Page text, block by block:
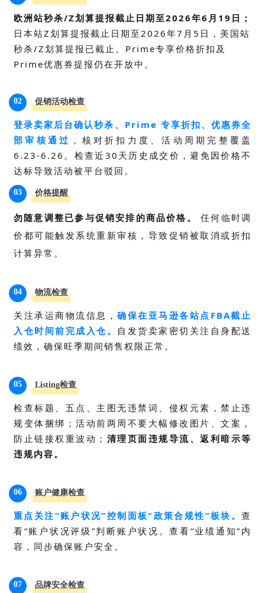
欧洲站秒杀/Z划算提报截止日期至2026年6月19日；
日本站Z划算提报截止日期至2026年7 月5日 ，美国站
秒杀/Z划算提报已截止。Prime专享价格折扣及
Prime优惠券提报仍在开放中。
02 促销活动检查
登录卖家后台确认秒杀、Prime 专享折扣、优惠券全
部审核通过 ，核对折扣力度、活动周期完整覆盖
6.23-6.26。检查近30天历史成交价，避免因价格不
达标导致活动被平台驳回。
03 价格提醒
勿随意调整已参与促销安排的商品价格。
任何临时调
价都可能触发系统重新审核，导致促销被取消或折扣
计算异常。
04 物流检查
关注承运商物流信息，确保在亚马逊各站点 FBA截止
入仓时间前完成入仓。 自发货卖家密切关注自身配送
绩效，确保旺季期间销售权限正常。
05 Listing检查
检查标题、五点、主图无违禁词、侵权元素，禁止违
规变体捆绑；活动前两周不要大幅修改图片、文案，
防止链接权重波动； 清理页面违规导流、返利暗示等
违规内容。
06 账户健康检查
重点关注“账户状况”控制面板“政策合规性”板块。 查
看“账户状况评级”判断账户状况。查看“业绩通知”内
容，同步确保账户安全。
07 品牌安全检查